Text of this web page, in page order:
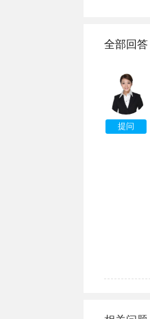
全部回答
提问